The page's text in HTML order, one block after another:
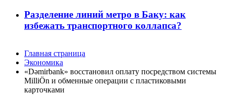
Разделение линий метро в Баку: как
избежать транспортного коллапса?
Главная страница
Экономика
«Dəmirbank» восстановил оплату посредством системы
MilliÖn и обменные операции с пластиковыми
карточками